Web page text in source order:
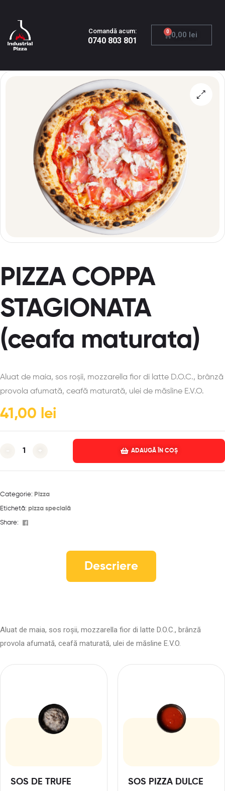
Comandă acum:
0740 803 801
0,00 lei
0
PIZZA COPPA
STAGIONATA
(ceafa maturata)
Aluat de maia, sos roșii, mozzarella fior di latte D.O.C., brânză
provola afumată, ceafă maturată, ulei de măsline E.V.O.
41,00 lei
+ ADAUGĂ ÎN COȘ
Categorie: Pizza
Etichetă: pizza specială
Share: Facebook
Descriere
Aluat de maia, sos roșii, mozzarella fior di latte D.O.C., brânză
provola afumată, ceafă maturată, ulei de măsline E.V.O.
SOS DE TRUFE SOS PIZZA DULCE